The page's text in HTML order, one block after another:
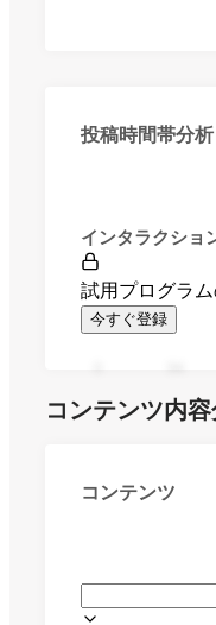
投稿時間帯分析
インタラクショ
試用プログラ
今すぐ登録
コンテンツ内
コンテンツ